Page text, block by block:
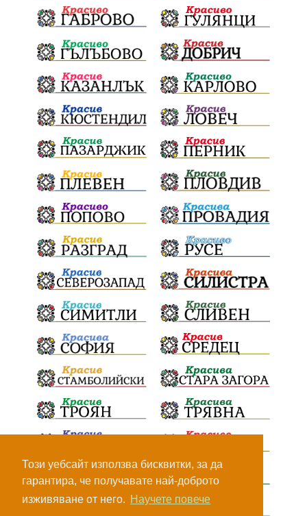
Този уебсайт използва бисквитки, за да
гарантира, че получавате най-доброто
изживяване от него. Научете повече